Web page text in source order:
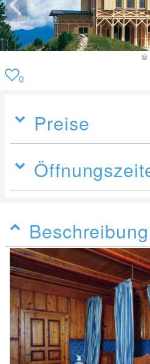
0
Preise
Beschreibung